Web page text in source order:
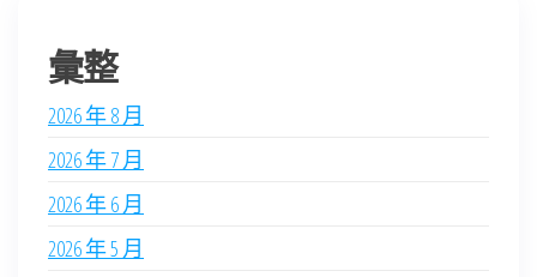
彙整
2026 年 8 月
2026 年 7 月
2026 年 6 月
2026 年 5 月